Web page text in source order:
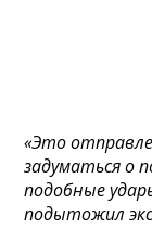
«Это
задуматься о
подобные
подытожил